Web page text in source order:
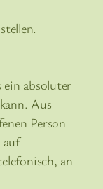
ein absoluter
Aus
Person
auf
an